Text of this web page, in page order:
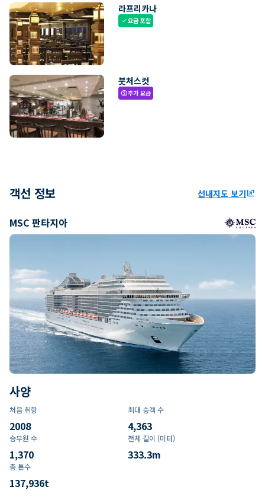
라프리카나
check요금 포함
붓처스컷
paid추가 요금
객선 정보 선내지도 보기ungroup
MSC 판타지아
사양
처음 취항
2008
최대 승객 수
4,363
승무원 수
1,370
전체 길이 (미터)
333.3m
총 톤수
137,936t